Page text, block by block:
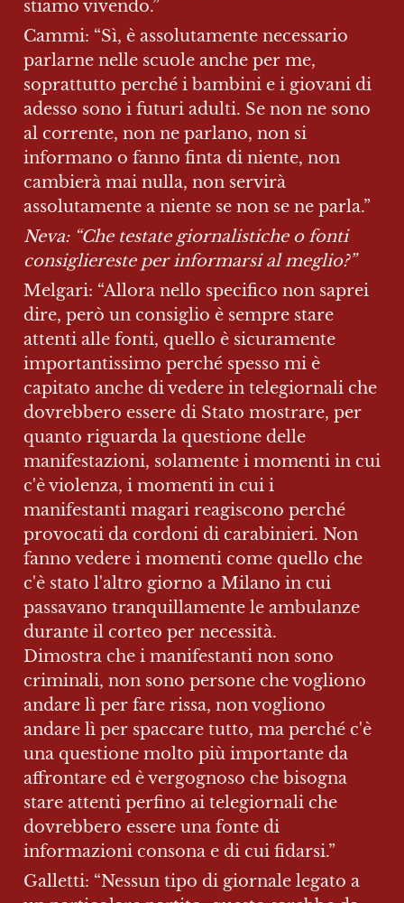
stiamo vivendo.”
Cammi: “Sì, è assolutamente necessario
parlarne nelle scuole anche per me,
soprattutto perché i bambini e i giovani di
adesso sono i futuri adulti. Se non ne sono
al corrente, non ne parlano, non si
informano o fanno finta di niente, non
cambierà mai nulla, non servirà
assolutamente a niente se non se ne parla.”
Neva: “Che testate giornalistiche o fonti
consigliereste per informarsi al meglio?”
Melgari: “Allora nello specifico non saprei
dire, però un consiglio è sempre stare
attenti alle fonti, quello è sicuramente
importantissimo perché spesso mi è
capitato anche di vedere in telegiornali che
dovrebbero essere di Stato mostrare, per
quanto riguarda la questione delle
manifestazioni, solamente i momenti in cui
c'è violenza, i momenti in cui i
manifestanti magari reagiscono perché
provocati da cordoni di carabinieri. Non
fanno vedere i momenti come quello che
c'è stato l'altro giorno a Milano in cui
passavano tranquillamente le ambulanze
durante il corteo per necessità.
Dimostra che i manifestanti non sono
criminali, non sono persone che vogliono
andare lì per fare rissa, non vogliono
andare lì per spaccare tutto, ma perché c'è
una questione molto più importante da
affrontare ed è vergognoso che bisogna
stare attenti perfino ai telegiornali che
dovrebbero essere una fonte di
informazioni consona e di cui fidarsi.”
Galletti: “Nessun tipo di giornale legato a